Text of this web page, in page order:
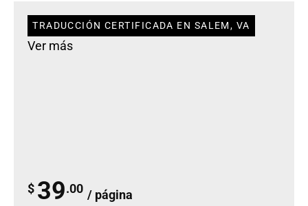
TRADUCCIÓN CERTIFICADA EN SALEM, VA
Ver más
$ 39.00 / página